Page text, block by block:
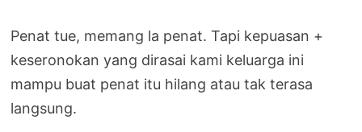
Penat tue, memang la penat. Tapi kepuasan +
keseronokan yang dirasai kami keluarga ini
mampu buat penat itu hilang atau tak terasa
langsung.